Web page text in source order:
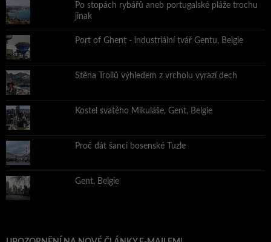
Po stopách rybářů aneb portugalské pláže trochu
jinak
Port of Ghent - industriální tvář Gentu, Belgie
Stěna Trollů výhledem z vrcholu vyrazí dech
Kostel svatého Mikuláše, Gent, Belgie
Proč dát šanci bosenské Tuzle
Gent, Belgie